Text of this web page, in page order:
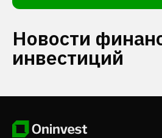
Новости
инвестиций